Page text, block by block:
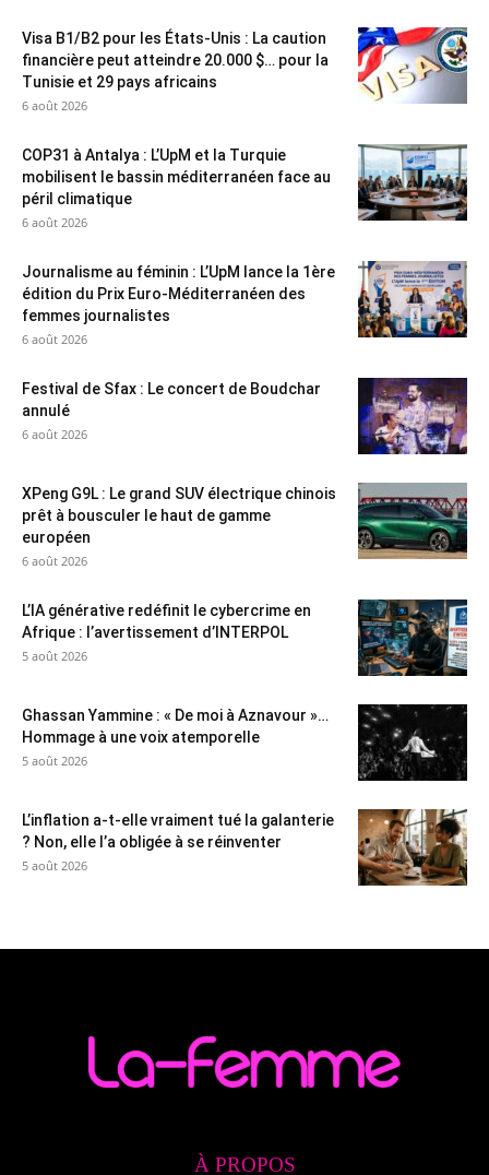
Visa B1/B2 pour les États-Unis : La caution
financière peut atteindre 20.000 $… pour la
Tunisie et 29 pays africains
6 août 2026
COP31 à Antalya : L’UpM et la Turquie
mobilisent le bassin méditerranéen face au
péril climatique
6 août 2026
Journalisme au féminin : L’UpM lance la 1ère
édition du Prix Euro-Méditerranéen des
femmes journalistes
6 août 2026
Festival de Sfax : Le concert de Boudchar
annulé
6 août 2026
XPeng G9L : Le grand SUV électrique chinois
prêt à bousculer le haut de gamme
européen
6 août 2026
L’IA générative redéfinit le cybercrime en
Afrique : l’avertissement d’INTERPOL
5 août 2026
Ghassan Yammine : « De moi à Aznavour »…
Hommage à une voix atemporelle
5 août 2026
L’inflation a-t-elle vraiment tué la galanterie
? Non, elle l’a obligée à se réinventer
5 août 2026
À PROPOS